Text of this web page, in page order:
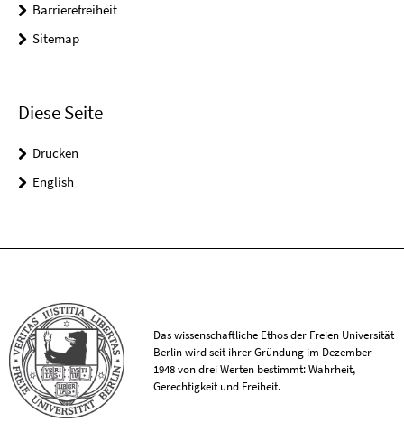
Barrierefreiheit
Sitemap
Diese Seite
Drucken
English
Das wissenschaftliche Ethos der Freien Universität
Berlin wird seit ihrer Gründung im Dezember
1948 von drei Werten bestimmt: Wahrheit,
Gerechtigkeit und Freiheit.